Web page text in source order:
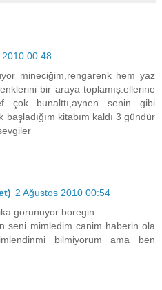
00:48
mineciğim,rengarenk hem yaz
bir araya toplamış.ellerine
çok bunalttı,aynen senin gibi
kitabım kaldı 3 gündür
2 Ağustos 2010 00:54
gorunuyor boregin
seni mimledim canim haberin ola
bilmiyorum ama ben